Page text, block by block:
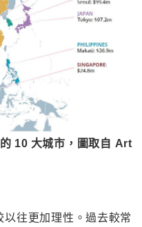
10 大城市，圖取自 Art
往更加理性。過去較常